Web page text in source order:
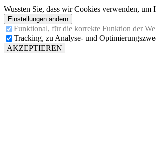
Wussten Sie, dass wir Cookies verwenden,
Einstellungen ändern
Funktional, für die korrekte Funktion der
Tracking, zu Analyse- und
AKZEPTIEREN